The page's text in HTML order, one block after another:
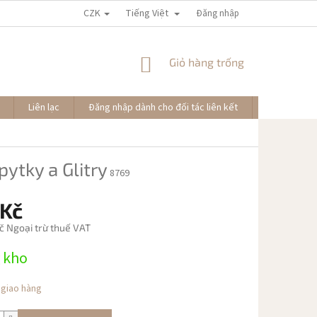
CZK Tiếng Việt Đăng nhập
GIỎ
Giỏ hàng trống
Liên lạc Đăng nhập dành cho đối tác liên kết
a Glitry 8769
Ngoại trừ thuế VAT
hàng